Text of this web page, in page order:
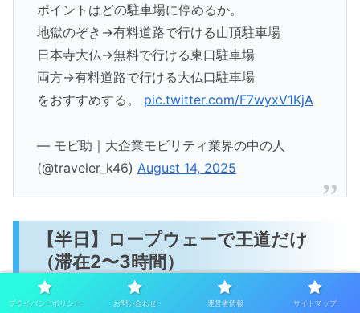
ポイントはどの駐車場に停めるか。
地獄のぞき→有料道路で行ける山頂駐車場
日本寺大仏→無料で行ける東口駐車場
両方→有料道路で行ける大仏口駐車場
をおすすめする。 pic.twitter.com/F7wyxV1KjA
— モビ助｜大企業モビリティ業界の中の人
(@traveler_k46) August 14, 2025
【半日】ロープウェーで王道だけ
（滞在2〜3時間）
プライバシーポリシー お問い合わせ 運営者情報 サイトマップ